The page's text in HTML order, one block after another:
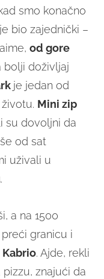
smo konačno
bio zajednički –
od gore
bolji doživljaj
je jedan od
Mini zip
su dovoljni da
od sat
uživali u
.
a na 1500
granicu i
. Ajde, rekli
znajući da